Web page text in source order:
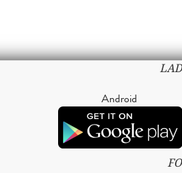
Android